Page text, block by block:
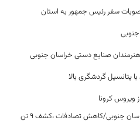
صنایع دستی خراسان جنوبی
پتانسیل گردشگری بالا
کرونا
انهدام ۳۴ باند سارقان حرفه ای در خراسان جنوبی/کاهش تصادفات ،کشف ۹ تن